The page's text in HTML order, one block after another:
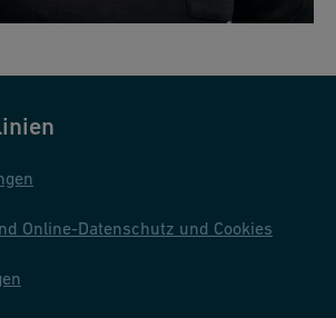
Online-Datenschutz und Cookies